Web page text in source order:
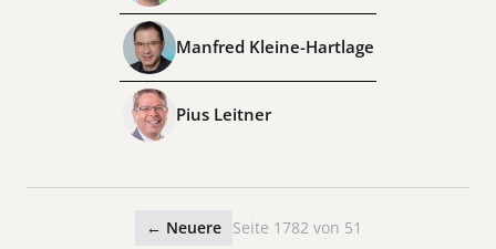
Manfred Kleine-Hartlage
Pius Leitner
← Neuere Seite 1782 von 51